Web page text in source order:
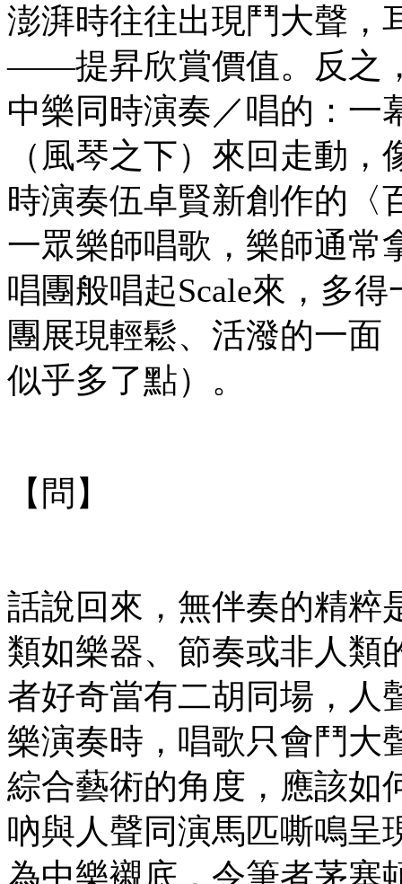
澎湃時往往出現鬥大聲，
——提昇欣賞價值。反之
中樂同時演奏／唱的：一
（風琴之下）來回走動
時演奏伍卓賢新創作的〈
一眾樂師唱歌，樂師通常
唱團般唱起Scale來，多
團展現輕鬆、活潑的一面
似乎多了點）。
【問】
話說回來，無伴奏的精粹
類如樂器、節奏或非人類
者好奇當有二胡同場，人
樂演奏時，唱歌只會鬥大
綜合藝術的角度，應該如
吶與人聲同演馬匹嘶鳴呈
為中樂襯底，令筆者茅塞